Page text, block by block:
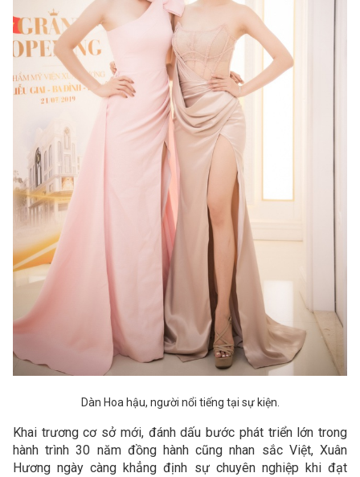
Dàn Hoa hậu, người nổi tiếng tại sự kiện.
Khai trương cơ sở mới, đánh dấu bước phát triển lớn trong
hành trình 30 năm đồng hành cũng nhan sắc Việt, Xuân
Hương ngày càng khẳng định sự chuyên nghiệp khi đạt